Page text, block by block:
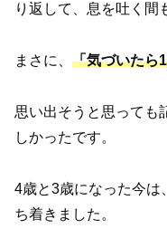
り返して、息を吐く間
まさに、 「気づいたら
思い出そうと思っても
しかったです。
4歳と3歳になった今は
ち着きました。